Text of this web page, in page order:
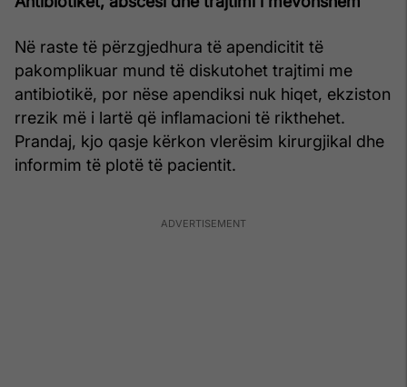
Në raste të përzgjedhura të apendicitit të
pakomplikuar mund të diskutohet trajtimi me
antibiotikë, por nëse apendiksi nuk hiqet, ekziston
rrezik më i lartë që inflamacioni të rikthehet.
Prandaj, kjo qasje kërkon vlerësim kirurgjikal dhe
informim të plotë të pacientit.